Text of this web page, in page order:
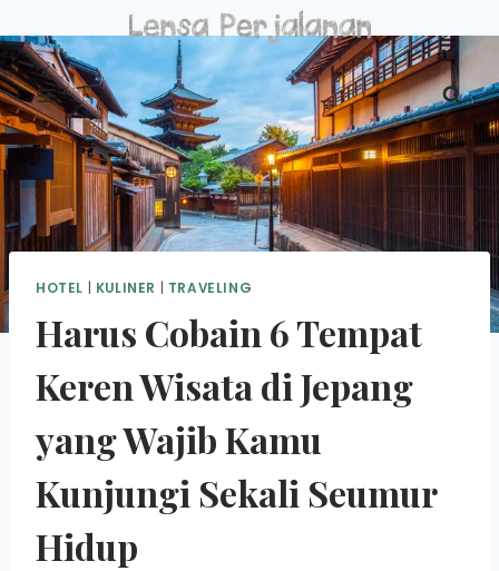
to
content
HOTEL | KULINER | TRAVELING
Harus Cobain 6 Tempat
Keren Wisata di Jepang
yang Wajib Kamu
Kunjungi Sekali Seumur
Hidup